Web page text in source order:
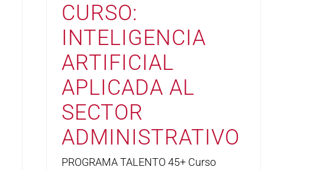
CURSO:
INTELIGENCIA
ARTIFICIAL
APLICADA AL
SECTOR
ADMINISTRATIVO
PROGRAMA TALENTO 45+ Curso